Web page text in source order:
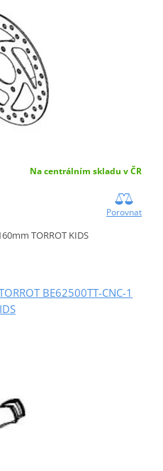
Na centrálním skladu v ČR
Porovnat
TORROT KIDS
BE62500TT-CNC-1